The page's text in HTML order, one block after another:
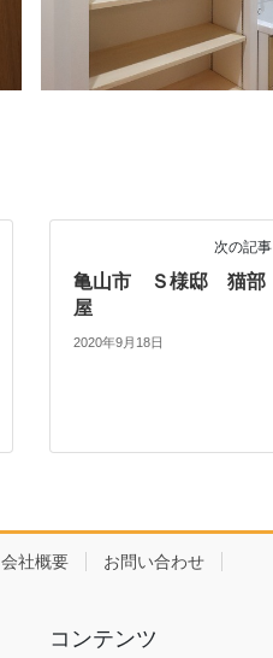
次の記事
亀山市 Ｓ様邸 猫部
屋
2020年9月18日
会社概要 お問い合わせ
コンテンツ